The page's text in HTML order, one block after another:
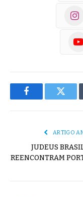
Facebook
ARTIGO
JUDEUS
REENCONTRAM